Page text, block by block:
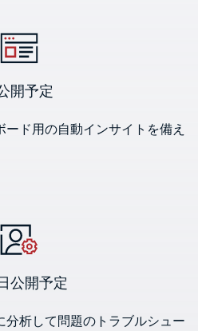
開予定
ド用の自動インサイトを備え
公開予定
分析して問題のトラブルシュー